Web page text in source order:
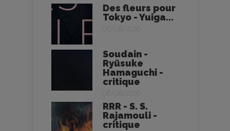
Des fleurs pour
Tokyo - Yuiga...
06/08/2026
Soudain -
Ryūsuke
Hamaguchi -
critique
06/08/2026
RRR - S. S.
Rajamouli -
critique